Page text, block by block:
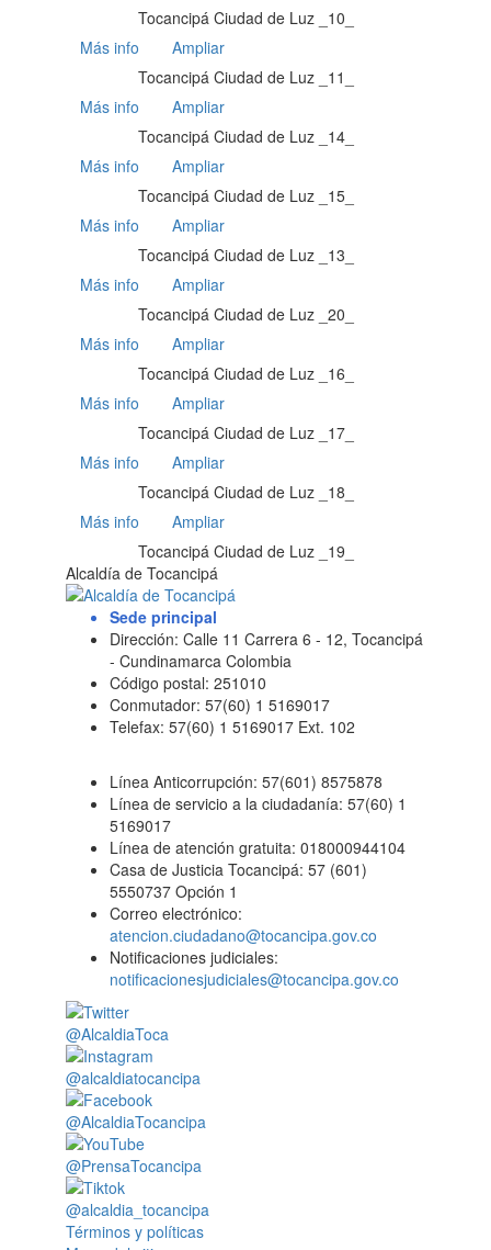
Tocancipá Ciudad de Luz _10_
Más info
Ampliar
Tocancipá Ciudad de Luz _11_
Más info
Ampliar
Tocancipá Ciudad de Luz _14_
Más info
Ampliar
Tocancipá Ciudad de Luz _15_
Más info
Ampliar
Tocancipá Ciudad de Luz _13_
Más info
Ampliar
Tocancipá Ciudad de Luz _20_
Más info
Ampliar
Tocancipá Ciudad de Luz _16_
Más info
Ampliar
Tocancipá Ciudad de Luz _17_
Más info
Ampliar
Tocancipá Ciudad de Luz _18_
Más info
Ampliar
Tocancipá Ciudad de Luz _19_
Alcaldía de Tocancipá
Sede principal
Dirección: Calle 11 Carrera 6 - 12, Tocancipá
- Cundinamarca Colombia
Código postal: 251010
Conmutador: 57(60) 1 5169017
Telefax: 57(60) 1 5169017 Ext. 102
Línea Anticorrupción: 57(601) 8575878
Línea de servicio a la ciudadanía: 57(60) 1
5169017
Línea de atención gratuita: 018000944104
Casa de Justicia Tocancipá: 57 (601)
5550737 Opción 1
Correo electrónico:
atencion.ciudadano@tocancipa.gov.co
Notificaciones judiciales:
notificacionesjudiciales@tocancipa.gov.co
@AlcaldiaToca
@alcaldiatocancipa
@AlcaldiaTocancipa
@PrensaTocancipa
@alcaldia_tocancipa
Términos y políticas